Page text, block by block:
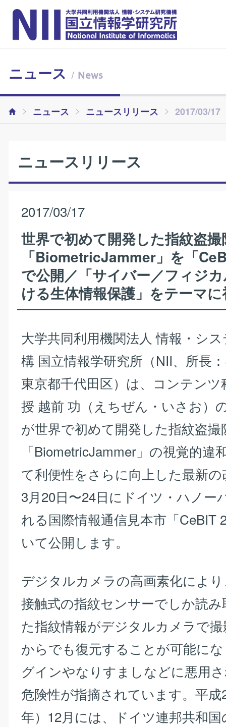
ニュース / News
ニュース ニュースリリース 2017/03/17
ニュースリリース
2017/03/17
世界で初めて開発した指紋盗撮
「BiometricJammer」を「
で公開／「サイバー／フィジ
ける生体情報保護」をテーマ
大学共同利用機関法人 情報・シ
構 国立情報学研究所（NII、所長
東京都千代田区）は、コンテンツ
授 越前 功（えちぜん・いさお）
が世界で初めて開発した指紋盗撮
「BiometricJammer」の視覚的違
て利便性をさらに向上した最新
3月20日〜24日にドイツ・ハノー
れる国際情報通信見本市「CeBIT
いて公開します。
デジタルカメラの高画素化によ
接触式の指紋センサーでしか読
た指紋情報がデジタルカメラで
からでも復元することが可能に
グインやなりすましなどに悪用
危険性が指摘されています。平成
年）12月には、ドイツ連邦共和